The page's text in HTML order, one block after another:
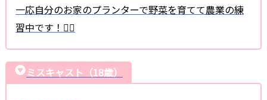
一応自分のお家のプランターで野菜を育てて農業の練
習中です！
ミスキャスト（18歳）